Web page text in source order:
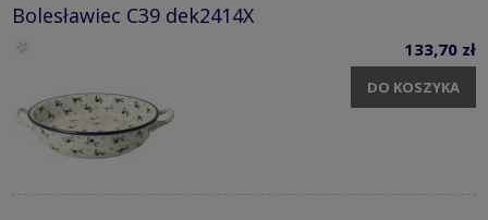
Bolesławiec C39 dek2414X
133,70 zł
DO KOSZYKA